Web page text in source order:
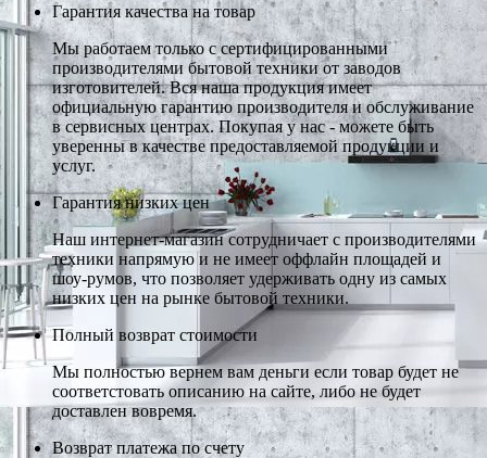
Гарантия качества на товар
Мы работаем только с сертифицированными
производителями бытовой техники от заводов
изготовителей. Вся наша продукция имеет
официальную гарантию производителя и обслуживание
в сервисных центрах. Покупая у нас - можете быть
уверенны в качестве предоставляемой продукции и
услуг.
Гарантия низких цен
Наш интернет-магазин сотрудничает с производителями
техники напрямую и не имеет оффлайн площадей и
шоу-румов, что позволяет удерживать одну из самых
низких цен на рынке бытовой техники.
Полный возврат стоимости
Мы полностью вернем вам деньги если товар будет не
соответстовать описанию на сайте, либо не будет
доставлен вовремя.
Возврат платежа по счету